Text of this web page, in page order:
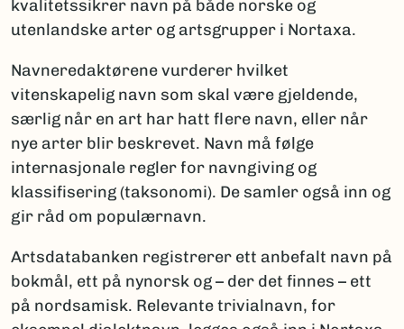
kvalitetssikrer navn på både norske og
utenlandske arter og artsgrupper i Nortaxa.
Navneredaktørene vurderer hvilket
vitenskapelig navn som skal være gjeldende,
særlig når en art har hatt flere navn, eller når
nye arter blir beskrevet. Navn må følge
internasjonale regler for navngiving og
klassifisering (taksonomi). De samler også inn og
gir råd om populærnavn.
Artsdatabanken registrerer ett anbefalt navn på
bokmål, ett på nynorsk og – der det finnes – ett
på nordsamisk. Relevante trivialnavn, for